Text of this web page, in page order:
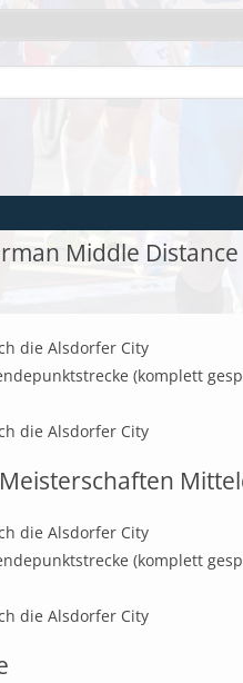
Middle
die Alsdorfer City
(komplett
die Alsdorfer City
die Alsdorfer City
(komplett
die Alsdorfer City